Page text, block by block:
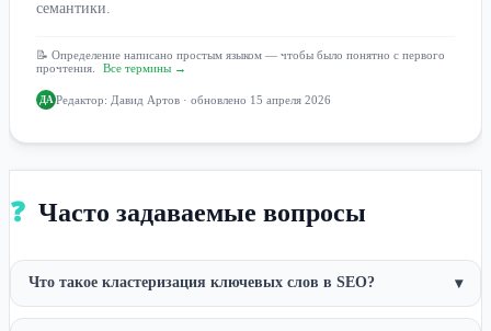
семантики.
📝 Определение написано простым языком — чтобы было понятно с первого
прочтения.
Все термины →
ДА Редактор: Давид Артов · обновлено 15 апреля 2026
❓ Часто задаваемые вопросы
Что такое кластеризация ключевых слов в SEO? ▾